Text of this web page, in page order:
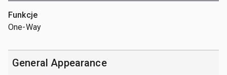
Funkcje
One-Way
General Appearance